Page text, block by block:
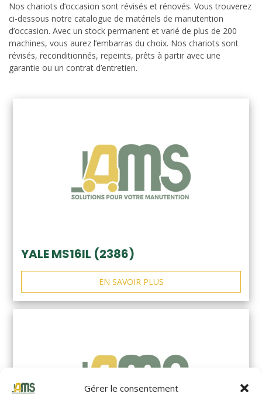
Gérer le consentement
Nos chariots d’occasion sont révisés et rénovés. Vous trouverez
ci-dessous notre catalogue de matériels de manutention
d’occasion. Avec un stock permanent et varié de plus de 200
machines, vous aurez l’embarras du choix. Nos chariots sont
révisés, reconditionnés, repeints, prêts à partir avec une
garantie ou un contrat d’entretien.
YALE MS16IL (2386)
EN SAVOIR PLUS